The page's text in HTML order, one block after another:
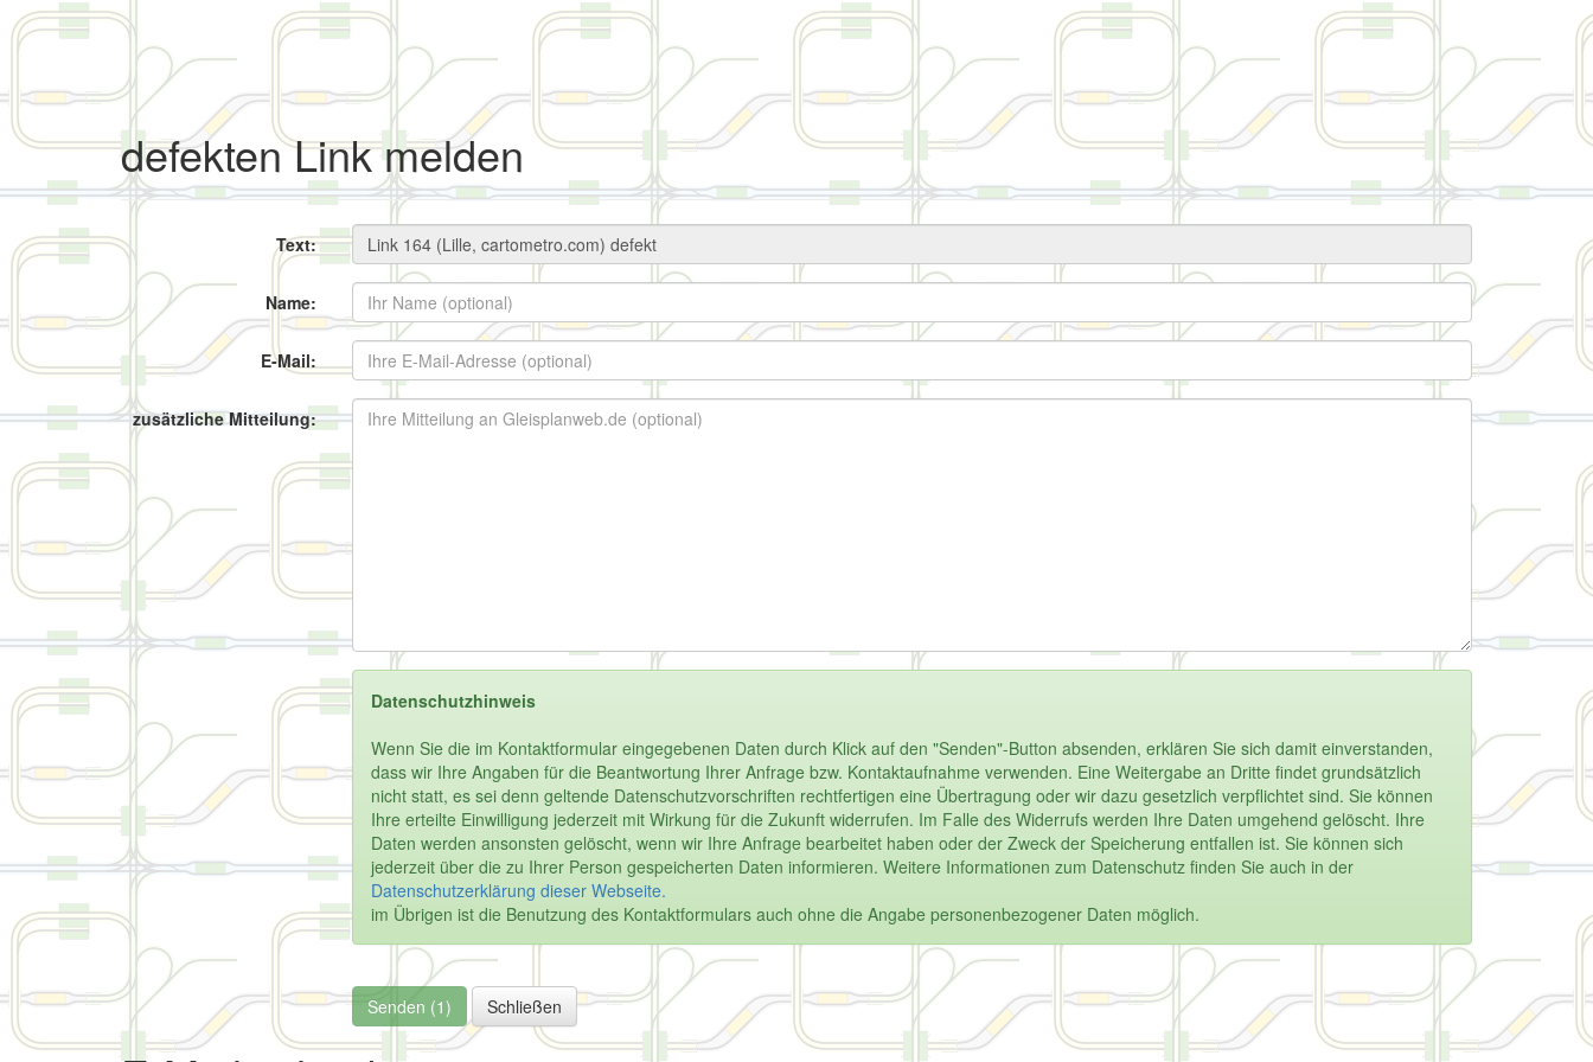
defekten Link melden
Text:
Name:
E-Mail:
zusätzliche Mitteilung:
Datenschutzhinweis
Wenn Sie die im Kontaktformular eingegebenen Daten durch Klick auf den "Senden"-Button absenden, erklären Sie sich damit einverstanden,
dass wir Ihre Angaben für die Beantwortung Ihrer Anfrage bzw. Kontaktaufnahme verwenden. Eine Weitergabe an Dritte findet grundsätzlich
nicht statt, es sei denn geltende Datenschutzvorschriften rechtfertigen eine Übertragung oder wir dazu gesetzlich verpflichtet sind. Sie können
Ihre erteilte Einwilligung jederzeit mit Wirkung für die Zukunft widerrufen. Im Falle des Widerrufs werden Ihre Daten umgehend gelöscht. Ihre
Daten werden ansonsten gelöscht, wenn wir Ihre Anfrage bearbeitet haben oder der Zweck der Speicherung entfallen ist. Sie können sich
jederzeit über die zu Ihrer Person gespeicherten Daten informieren. Weitere Informationen zum Datenschutz finden Sie auch in der
Datenschutzerklärung dieser Webseite.
im Übrigen ist die Benutzung des Kontaktformulars auch ohne die Angabe personenbezogener Daten möglich.
Senden (1) Schließen